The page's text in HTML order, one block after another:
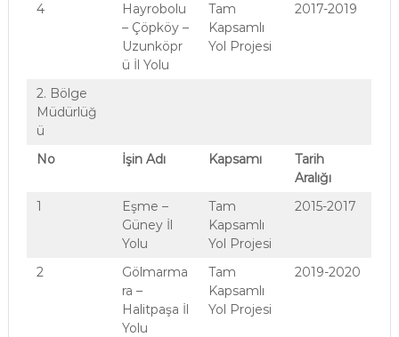
4
Hayrobolu
– Çöpköy –
Uzunköpr
ü İl Yolu
Tam
Kapsamlı
Yol Projesi
2017-2019
2. Bölge
Müdürlüğ
ü
No
İşin Adı Kapsamı
Tarih
Aralığı
1
Eşme –
Güney İl
Yolu
Tam
Kapsamlı
Yol Projesi
2015-2017
2
Gölmarma
ra –
Halitpaşa İl
Yolu
Tam
Kapsamlı
Yol Projesi
2019-2020